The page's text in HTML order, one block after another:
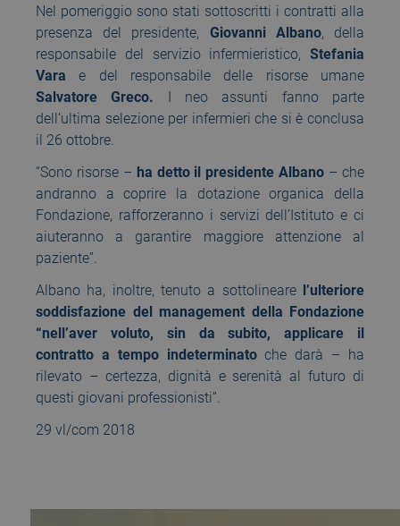
Nel pomeriggio sono stati sottoscritti i contratti alla
presenza del presidente, Giovanni Albano, della
responsabile del servizio infermieristico, Stefania
Vara e del responsabile delle risorse umane
Salvatore Greco. I neo assunti fanno parte
dell’ultima selezione per infermieri che si è conclusa
il 26 ottobre.
“Sono risorse – ha detto il presidente Albano – che
andranno a coprire la dotazione organica della
Fondazione, rafforzeranno i servizi dell’Istituto e ci
aiuteranno a garantire maggiore attenzione al
paziente”.
Albano ha, inoltre, tenuto a sottolineare l’ulteriore
soddisfazione del management della Fondazione
“nell’aver voluto, sin da subito, applicare il
contratto a tempo indeterminatoche darà – ha
rilevato – certezza, dignità e serenità al futuro di
questi giovani professionisti”.
29 vl/com 2018